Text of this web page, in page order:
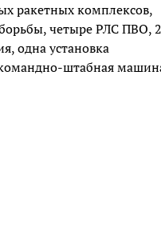
ракетных комплексов,
четыре РЛС ПВО,
одна установка
штабная